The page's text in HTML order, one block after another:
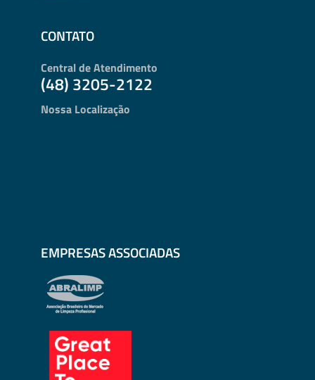
CONTATO
Central de Atendimento
(48) 3205-2122
Nossa Localização
EMPRESAS ASSOCIADAS